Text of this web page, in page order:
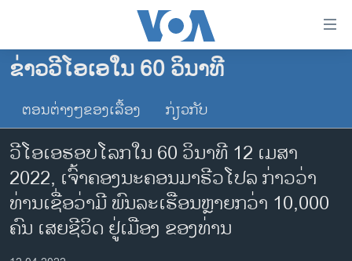
ເຂົ້າ
ຂ້າມ
ຂ້າມ
ໄປ
ຫາ
ຊອກ
ຄົ້ນ
ໂຮມເພຈ
ລາວ
ອາເມຣິກາ
ການເລືອກຕັ້ງ ປະທານາທີບໍດີ ສະຫະລັດ 2024
ຂ່າວ​ຈີນ
ໂລກ
ຂ່າວວີໂອເອໃນ 60 ວິນາທີ
ຕອນຕ່າງໆຂອງເລື້ອງ ກ່ຽວກັບ
ວີໂອເອຮອບໂລກໃນ 60 ວິນາທີ 12 ເມ​ສາ
2022, ເຈົ້າຄອງນະຄອນມາຣີວໂປລ ກ່າວວ່າ
ທ່ານເຊື່ອວ່າມີ ພົນລະເຮືອນຫຼາຍກວ່າ 10,000
ຄົນ ເສຍຊີວິດ ຢູ່ເມືອງ ຂອງທ່ານ